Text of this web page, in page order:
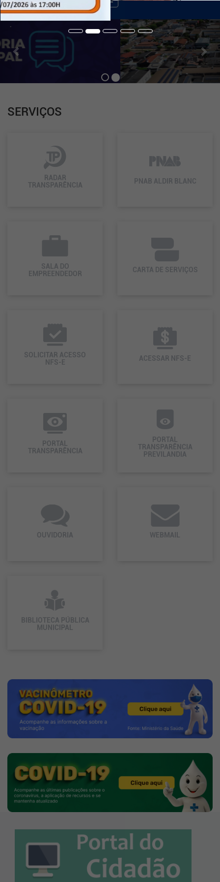
de
Navegação
.
Previous
SERVIÇOS
RADAR
TRANSPARÊNCIA
PNAB ALDIR BLANC
SALA DO
EMPREENDEDOR
CARTA DE SERVIÇOS
SOLICITAR ACESSO
NFS-E
ACESSAR NFS-E
PORTAL
TRANSPARÊNCIA
PORTAL
TRANSPARÊNCIA
PREVILANDIA
OUVIDORIA WEBMAIL
BIBLIOTECA PÚBLICA
MUNICIPAL